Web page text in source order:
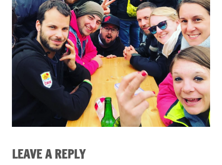
LEAVE A REPLY